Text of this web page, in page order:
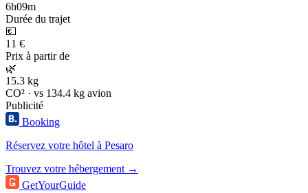
6h09m
Durée du trajet
💶
11 €
Prix à partir de
🌿
15.3 kg
CO² · vs 134.4 kg avion
Publicité
Booking
Réservez votre hôtel à Pesaro
Trouvez votre hébergement →
GetYourGuide